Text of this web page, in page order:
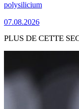
polysilicium
07.08.2026
PLUS DE CETTE